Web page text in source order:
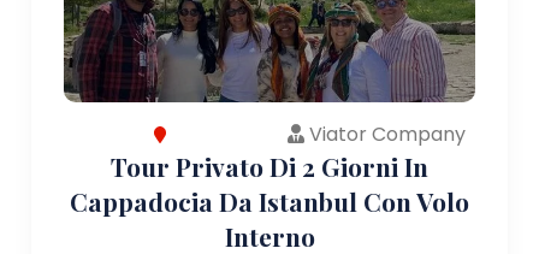
Viator Company
Tour Privato Di 2 Giorni In
Cappadocia Da Istanbul Con Volo
Interno